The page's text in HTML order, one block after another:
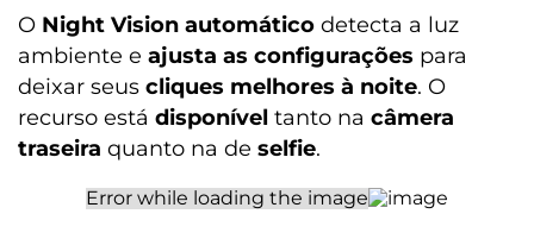
Tela de 6,7 FHD+ (1080 x 2400) | IPS | 60 Hz |1000 Nits
Bateria
Tamanho da bateria
O Night Vision automático detecta a luz
ambiente e ajusta as configurações para
deixar seus cliques melhores à noite. O
recurso está disponível tanto na câmera
traseira quanto na de selfie.